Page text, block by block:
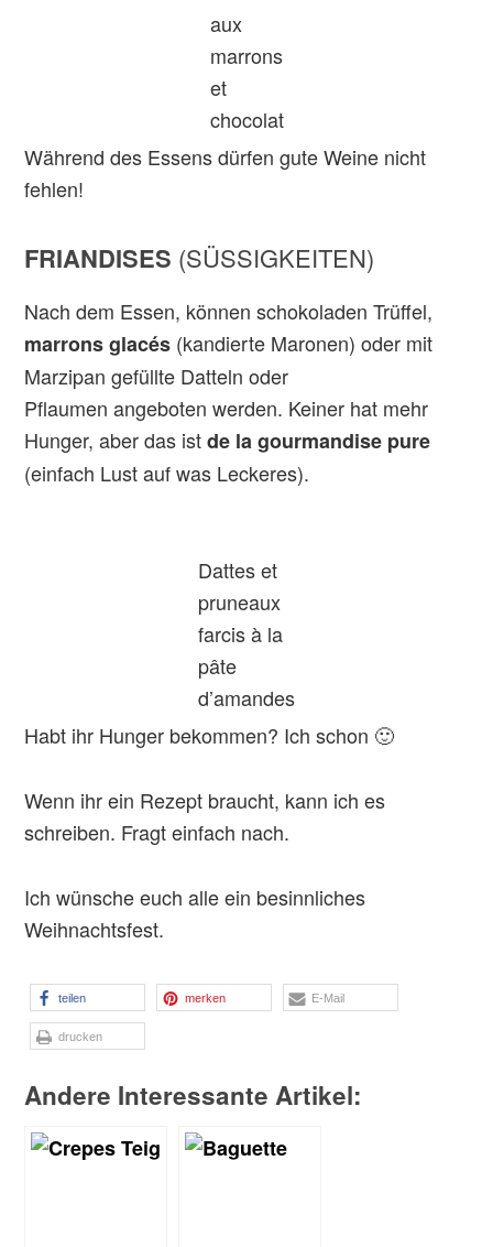
aux
marrons
et
chocolat
Während des Essens dürfen gute Weine nicht
fehlen!
FRIANDISES (SÜSSIGKEITEN)
Nach dem Essen, können schokoladen Trüffel,
marrons glacés (kandierte Maronen) oder mit
Marzipan gefüllte Datteln oder
Pflaumen angeboten werden. Keiner hat mehr
Hunger, aber das istde la gourmandise pure
(einfach Lust auf was Leckeres).
Dattes et
pruneaux
farcis à la
pâte
d’amandes
Habt ihr Hunger bekommen? Ich schon 🙂
Wenn ihr ein Rezept braucht, kann ich es
schreiben. Fragt einfach nach.
Ich wünsche euch alle ein besinnliches
Weihnachtsfest.
teilen merken E-Mail
drucken
Andere Interessante Artikel: